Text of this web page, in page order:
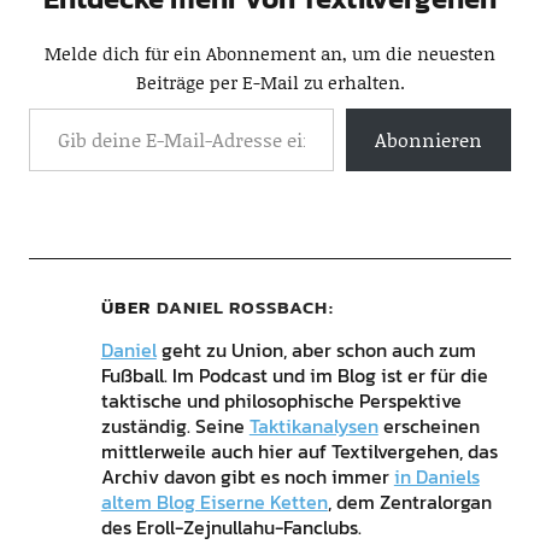
Melde dich für ein Abonnement an, um die neuesten
Beiträge per E-Mail zu erhalten.
Abonnieren
ÜBER DANIEL ROSSBACH
Danielgeht zu Union, aber schon auch zum
Fußball. Im Podcast und im Blog ist er für die
taktische und philosophische Perspektive
zuständig. Seine Taktikanalysenerscheinen
mittlerweile auch hier auf Textilvergehen, das
Archiv davon gibt es noch immerin Daniels
altem Blog Eiserne Ketten, dem Zentralorgan
des Eroll-Zejnullahu-Fanclubs.